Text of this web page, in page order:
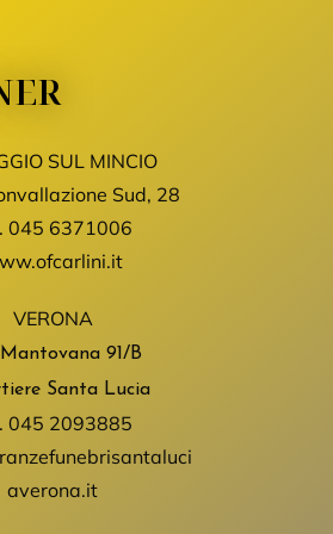
SUL MINCIO
Sud, 28
045 6371006
VERONA
91/B
Santa Lucia
045 2093885
averona.it